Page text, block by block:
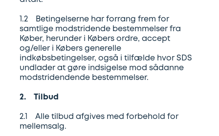
og
partnere
1.2 Betingelserne har forrang frem for
samtlige modstridende bestemmelser fra
Køber, herunder i Købers ordre, accept
og/eller i Købers generelle
indkøbsbetingelser, også i tilfælde hvor SDS
undlader at gøre indsigelse mod sådanne
modstridendende bestemmelser.
2. Tilbud
2.1 Alle tilbud afgives med forbehold for
mellemsalg.